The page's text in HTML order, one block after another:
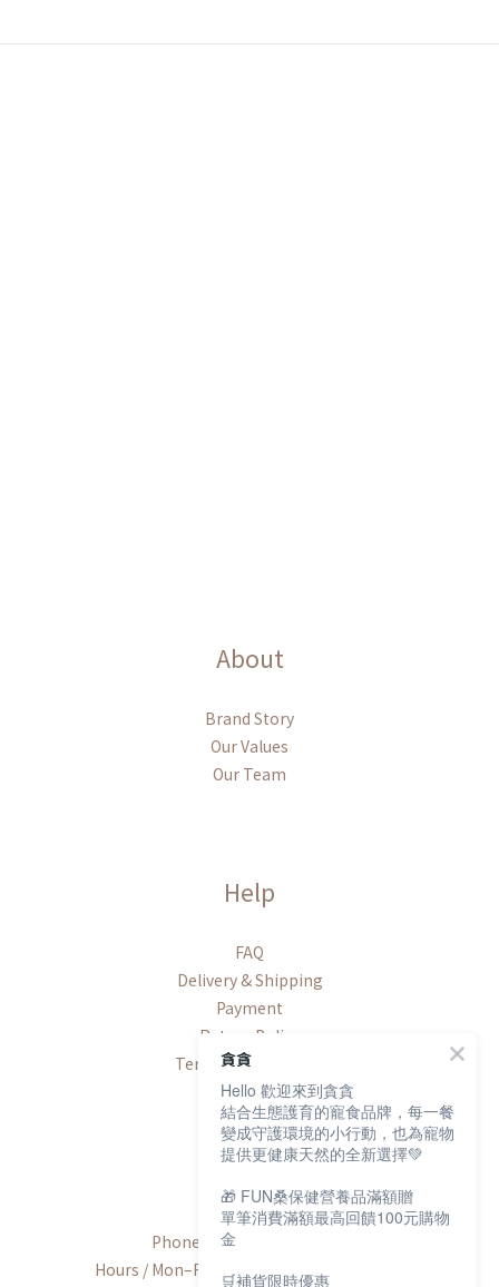
About
Brand Story
Our Values
Our Team
Help
FAQ
Delivery & Shipping
Payment
Return Policy
Terms & Conditions
Contact
Phone / +886-2-2600-8552
Hours / Mon–Fri, 9:00 AM–6:00 PM (UTC+8)
貪貪
Hello 歡迎來到貪貪
結合生態護育的寵食品牌，每一餐
變成守護環境的小行動，也為寵物
提供更健康天然的全新選擇💚
🎁 FUN桑保健營養品滿額贈
單筆消費滿額最高回饋100元購物
金
🛒補貨限時優惠